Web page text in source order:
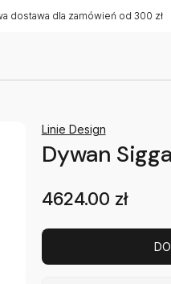
dla zamówień od 300 zł
Linie Design
Dywan
4624.00 zł